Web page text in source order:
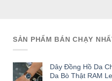
SẢN PHẨM BÁN CHẠY
Dây Đồng Hồ Da
Da Bò Thật RAM